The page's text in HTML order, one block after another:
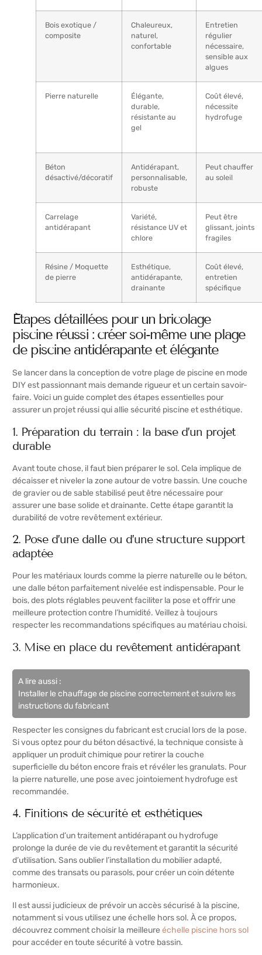
Bois exotique /
composite
Chaleureux,
naturel,
confortable
Entretien
régulier
nécessaire,
sensible aux
algues
Pierre naturelle
Élégante,
durable,
résistante au
gel
Coût élevé,
nécessite
hydrofuge
Béton
désactivé/décoratif
Antidérapant,
personnalisable,
robuste
Peut chauffer
au soleil
Carrelage
antidérapant
Variété,
résistance UV et
chlore
Peut être
glissant, joints
fragiles
Résine / Moquette
de pierre
Esthétique,
antidérapante,
drainante
Coût élevé,
entretien
spécifique
Étapes détaillées pour un bricolage
piscine réussi : créer soi-même une plage
de piscine antidérapante et élégante
Se lancer dans la conception de votre plage de piscine en mode
DIY est passionnant mais demande rigueur et un certain savoir-
faire. Voici un guide complet des étapes essentielles pour
assurer un projet réussi qui allie sécurité piscine et esthétique.
1. Préparation du terrain : la base d’un projet
durable
Avant toute chose, il faut bien préparer le sol. Cela implique de
décaisser et niveler la zone autour de votre bassin. Une couche
de gravier ou de sable stabilisé peut être nécessaire pour
assurer une base solide et drainante. Cette étape garantit la
durabilité de votre revêtement extérieur.
2. Pose d’une dalle ou d’une structure support
adaptée
Pour les matériaux lourds comme la pierre naturelle ou le béton,
une dalle béton parfaitement nivelée est indispensable. Pour le
bois, des plots réglables peuvent faciliter la pose et offrir une
meilleure protection contre l’humidité. Veillez à toujours
respecter les recommandations spécifiques au matériau choisi.
3. Mise en place du revêtement antidérapant
A lire aussi :
Installer le chauffage de piscine correctement et suivre les
instructions du fabricant
Respecter les consignes du fabricant est crucial lors de la pose.
Si vous optez pour du béton désactivé, la technique consiste à
appliquer un produit chimique pour retirer la couche
superficielle du béton encore frais et révéler les granulats. Pour
la pierre naturelle, une pose avec jointoiement hydrofuge est
recommandée.
4. Finitions de sécurité et esthétiques
L’application d’un traitement antidérapant ou hydrofuge
prolonge la durée de vie du revêtement et garantit la sécurité
d’utilisation. Sans oublier l’installation du mobilier adapté,
comme des transats ou parasols, pour créer un coin détente
harmonieux.
Il est aussi judicieux de prévoir un accès sécurisé à la piscine,
notamment si vous utilisez une échelle hors sol. À ce propos,
découvrez comment choisir la meilleure échelle piscine hors sol
pour accéder en toute sécurité à votre bassin.